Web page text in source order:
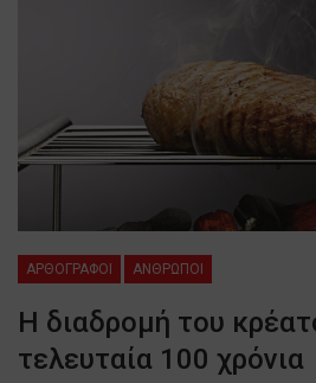
ΑΡΘΟΓΡΑΦΟΙ ΑΝΘΡΩΠΟΙ
Η διαδρομή του
τελευταία 100 χρόνια